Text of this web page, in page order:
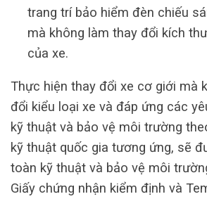
trang trí bảo hiểm đèn chiếu
mà không làm thay đổi kích
của xe.
Thực hiện thay đổi xe cơ giới mà
đổi kiểu loại xe và đáp ứng các
kỹ thuật và bảo vệ môi trường
kỹ thuật quốc gia tương ứng, sẽ
toàn kỹ thuật và bảo vệ môi
Giấy chứng nhận kiểm định và